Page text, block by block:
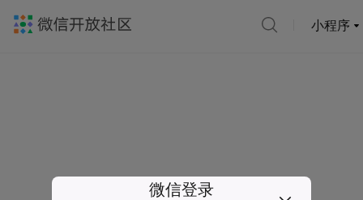
小程序
微信登录